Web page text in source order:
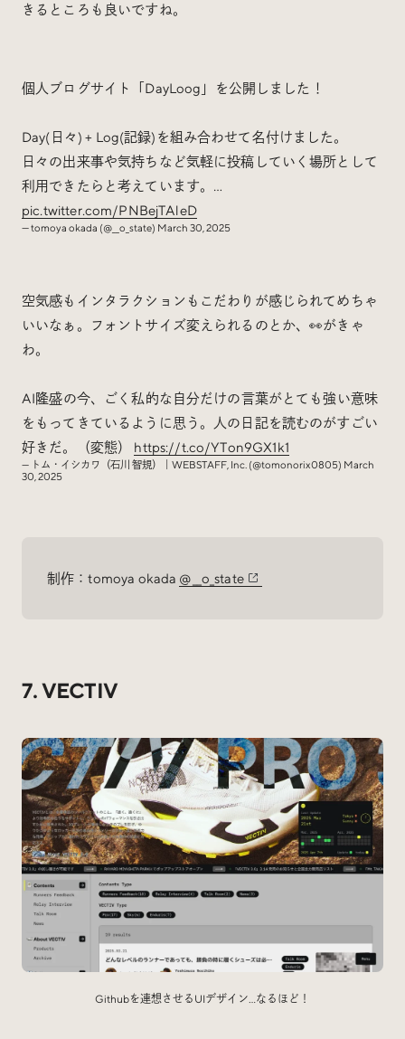
きるところも良いですね。
個人ブログサイト「DayLoog」を公開しました！
Day(日々) + Log(記録)を組み合わせて名付けました。
日々の出来事や気持ちなど気軽に投稿していく場所として
利用できたらと考えています。…
pic.twitter.com/PNBejTAleD
— tomoya okada (@__o_state) March 30, 2025
空気感もインタラクションもこだわりが感じられてめちゃ
いいなぁ。フォントサイズ変えられるのとか、👀がきゃ
わ。
AI隆盛の今、ごく私的な自分だけの言葉がとても強い意味
をもってきているように思う。人の日記を読むのがすごい
好きだ。（変態） https://t.co/YTon9GX1k1
— トム・イシカワ（石川 智規）｜WEBSTAFF, Inc. (@tomonorix0805) March
30, 2025
制作：tomoya okada @__o_state
7. VECTIV
Githubを連想させるUIデザイン…なるほど！